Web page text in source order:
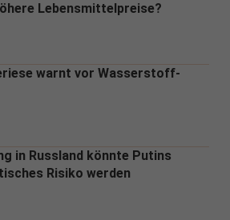
Lebensmittelpreise?
warnt vor Wasserstoff-
in Russland könnte Putins
Risiko werden